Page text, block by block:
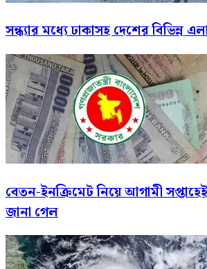
সন্ধ্যার মধ্যে ঢাকাসহ দেশের বিভিন্ন
বেতন-ইনক্রিমেট নিয়ে আগামী
জানা গেল